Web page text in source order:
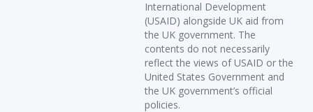
International Development
(USAID) alongside UK aid from
the UK government. The
contents do not necessarily
reflect the views of USAID or the
United States Government and
the UK government’s official
policies.